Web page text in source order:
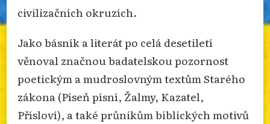
civilizačních okruzích.
Jako básník a literát po celá desetiletí
věnoval značnou badatelskou pozornost
poetickým a mudroslovným textům Starého
zákona (Píseň písní, Žalmy, Kazatel,
Přísloví), a také průnikům biblických motivů